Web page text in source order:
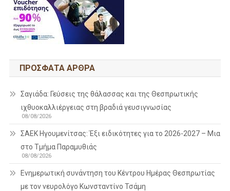
ΠΡΌΣΦΑΤΑ ΆΡΘΡΑ
Σαγιάδα: Γεύσεις της θάλασσας και της Θεσπρωτικής
ιχθυοκαλλιέργειας στη βραδιά γευσιγνωσίας
08/08/2026
ΣΑΕΚ Ηγουμενίτσας: Έξι ειδικότητες για το 2026-2027 – Μια
στο Τμήμα Παραμυθιάς
08/08/2026
Ενημερωτική συνάντηση του Κέντρου Ημέρας Θεσπρωτίας
με τον νευρολόγο Κωνσταντίνο Τσάμη